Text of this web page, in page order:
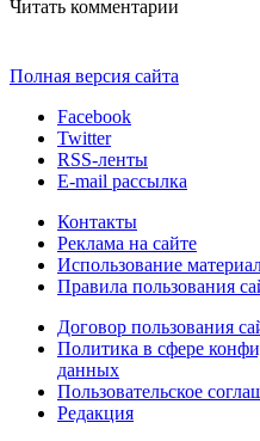
Читать комментарии
Полная версия сайта
Facebook
Twitter
RSS-ленты
E-mail рассылка
Контакты
Реклама на сайте
Использование
Правила пользования
Договор пользования
Политика в сфере
данных
Пользовательское
Редакция